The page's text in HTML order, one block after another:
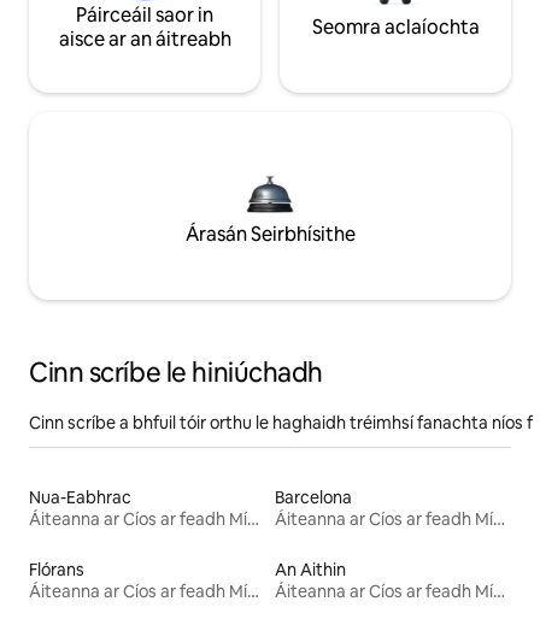
Páirceáil saor in
aisce ar an áitreabh
Seomra aclaíochta
Árasán Seirbhísithe
Cinn scríbe le hiniúchadh
Cinn scríbe a bhfuil tóir orthu le haghaidh tréimhsí fanachta níos
Nua-Eabhrac
Áiteanna ar Cíos ar feadh Míosa
Barcelona
Áiteanna ar Cíos ar feadh Míosa
Flórans
Áiteanna ar Cíos ar feadh Míosa
An Aithin
Áiteanna ar Cíos ar feadh Míosa